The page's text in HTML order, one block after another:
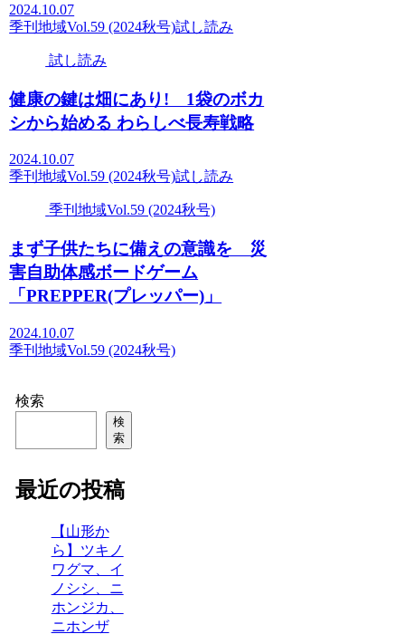
2024.10.07
季刊地域Vol.59 (2024秋号)試し読み
試し読み
健康の鍵は畑にあり! 1袋のボカ
シから始める わらしべ長寿戦略
2024.10.07
季刊地域Vol.59 (2024秋号)試し読み
季刊地域Vol.59 (2024秋号)
まず子供たちに備えの意識を 災
害自助体感ボードゲーム
「PREPPER(プレッパー)」
2024.10.07
季刊地域Vol.59 (2024秋号)
検索
検
索
最近の投稿
【山形か
ら】ツキノ
ワグマ、イ
ノシシ、ニ
ホンジカ、
ニホンザ